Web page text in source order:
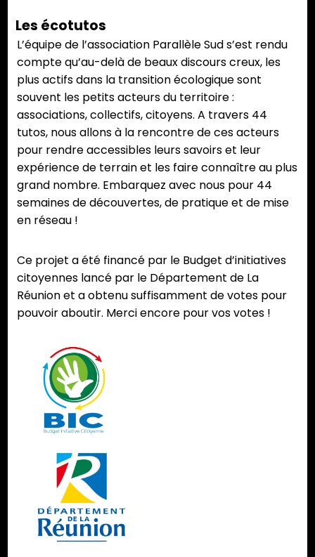
Les écotutos
L’équipe de l’association Parallèle Sud s’est rendu
compte qu’au-delà de beaux discours creux, les
plus actifs dans la transition écologique sont
souvent les petits acteurs du territoire :
associations, collectifs, citoyens. A travers 44
tutos, nous allons à la rencontre de ces acteurs
pour rendre accessibles leurs savoirs et leur
expérience de terrain et les faire connaître au plus
grand nombre. Embarquez avec nous pour 44
semaines de découvertes, de pratique et de mise
en réseau !
Ce projet a été financé par le Budget d’initiatives
citoyennes lancé par le Département de La
Réunion et a obtenu suffisamment de votes pour
pouvoir aboutir. Merci encore pour vos votes !